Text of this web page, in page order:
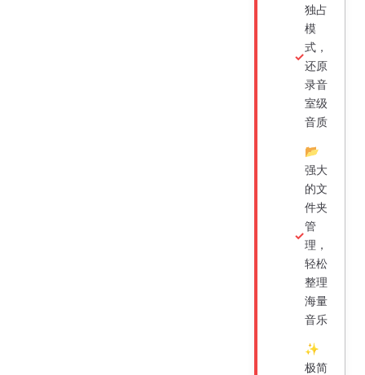
独占
模
式，
还原
录音
室级
音质
📂
强大
的文
件夹
管
理，
轻松
整理
海量
音乐
✨
极简